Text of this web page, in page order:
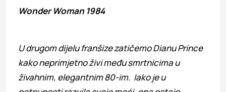
Wonder Woman 1984
U drugom dijelu franšize zatičemo Dianu Prince
kako neprimjetno živi među smrtnicima u
živahnim, elegantnim 80-im. Iako je u